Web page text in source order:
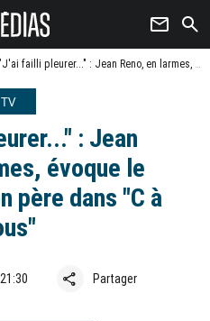
newsletter search
failli pleurer..." : Jean Reno, en larmes, évoque le souvenir de son père dans "C à vous"
TV
: Jean
évoque le
père dans "C à
share Partager